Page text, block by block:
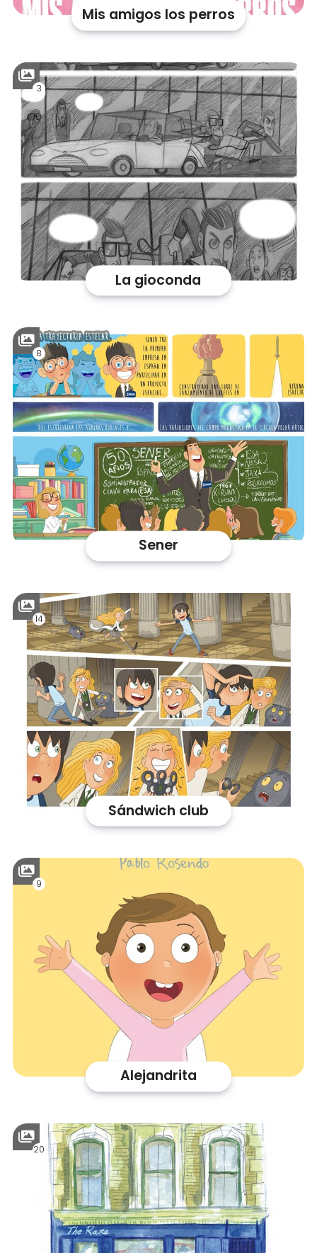
Mis amigos los perros
La gioconda
3
Sener
8
Sándwich club
14
Alejandrita
9
20